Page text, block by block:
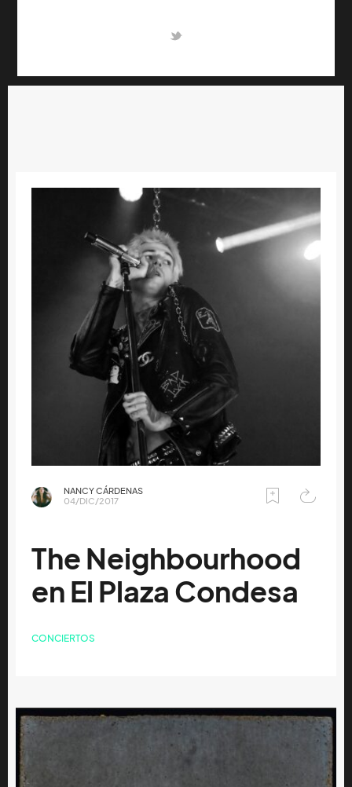
NANCY CÁRDENAS
04/DIC/2017
The Neighbourhood
en El Plaza Condesa
CONCIERTOS